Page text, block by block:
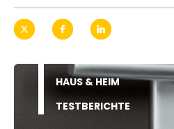
HAUS & HEIM
TESTBERICHTE